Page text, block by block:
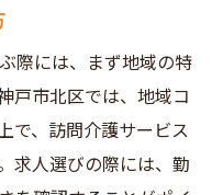
際には、まず地域の特
戸市北区では、地域コ
で、訪問介護サービス
求人選びの際には、勤